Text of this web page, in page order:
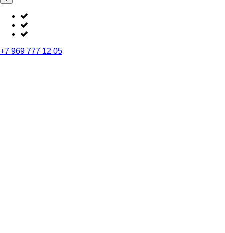
+7 969 777 12 05